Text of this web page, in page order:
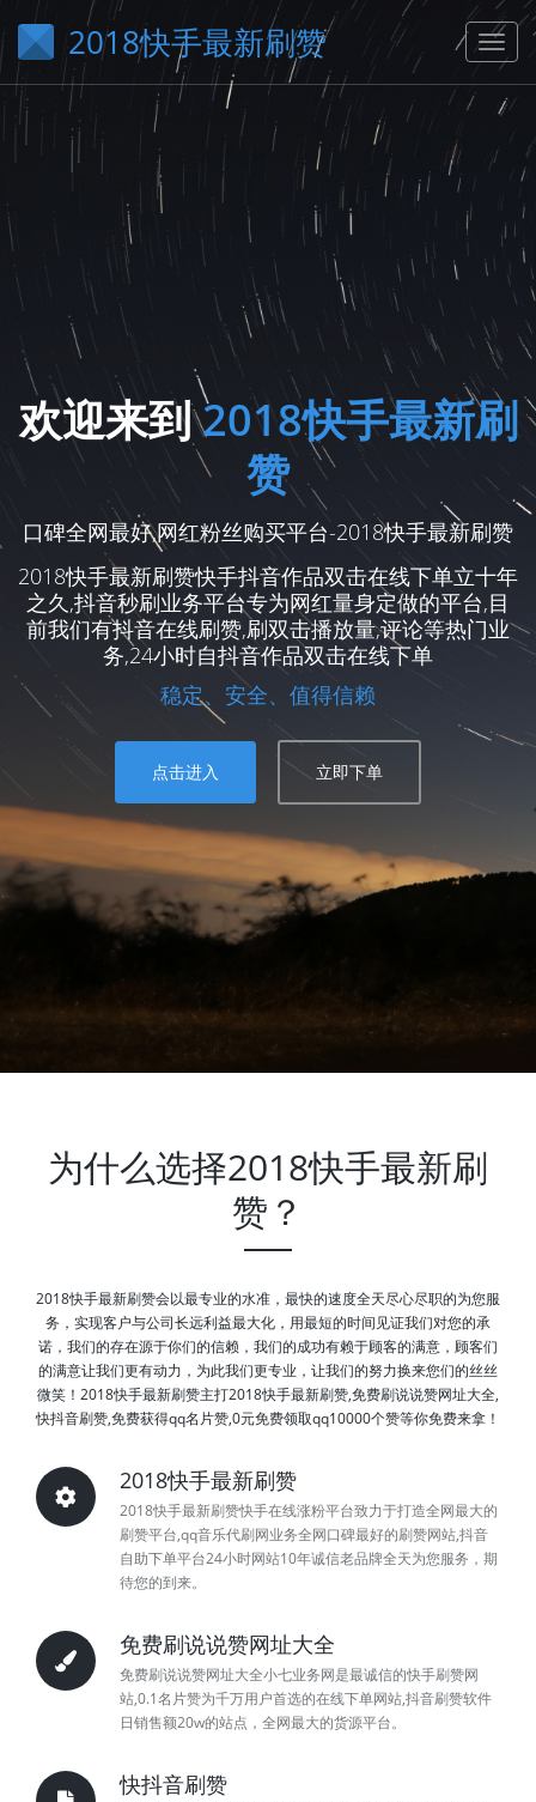
2018快手最新刷赞
欢迎来到2018快手最新刷
赞
口碑全网最好,网红粉丝购买平台-2018快手最新刷赞
2018快手最新刷赞快手抖音作品双击在线下单立十年
之久,抖音秒刷业务平台专为网红量身定做的平台,目
前我们有抖音在线刷赞,刷双击播放量,评论等热门业
务,24小时自抖音作品双击在线下单
稳定、安全、值得信赖
点击进入 立即下单
为什么选择2018快手最新刷
赞？
2018快手最新刷赞会以最专业的水准，最快的速度全天尽心尽职的为您服
务，实现客户与公司长远利益最大化，用最短的时间见证我们对您的承
诺，我们的存在源于你们的信赖，我们的成功有赖于顾客的满意，顾客们
的满意让我们更有动力，为此我们更专业，让我们的努力换来您们的丝丝
微笑！2018快手最新刷赞主打2018快手最新刷赞,免费刷说说赞网址大全,
快抖音刷赞,免费获得qq名片赞,0元免费领取qq10000个赞等你免费来拿！
2018快手最新刷赞
2018快手最新刷赞快手在线涨粉平台致力于打造全网最大的
刷赞平台,qq音乐代刷网业务全网口碑最好的刷赞网站,抖音
自助下单平台24小时网站10年诚信老品牌全天为您服务，期
待您的到来。
免费刷说说赞网址大全
免费刷说说赞网址大全小七业务网是最诚信的快手刷赞网
站,0.1名片赞为千万用户首选的在线下单网站,抖音刷赞软件
日销售额20w的站点，全网最大的货源平台。
快抖音刷赞